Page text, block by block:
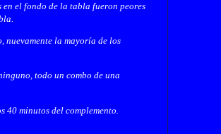
el fondo de la tabla fueron peores
nuevamente la mayoría de los
todo un combo de una
minutos del complemento.